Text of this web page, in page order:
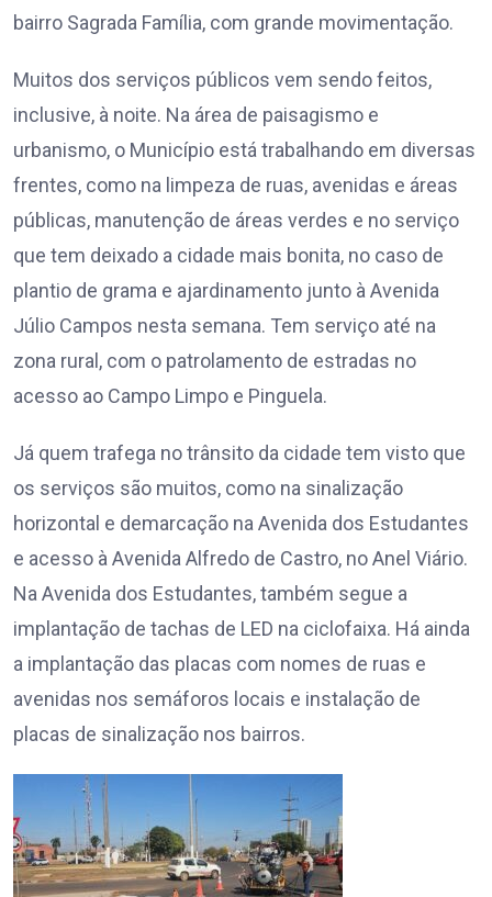
bairro Sagrada Família, com grande movimentação.
Muitos dos serviços públicos vem sendo feitos,
inclusive, à noite. Na área de paisagismo e
urbanismo, o Município está trabalhando em diversas
frentes, como na limpeza de ruas, avenidas e áreas
públicas, manutenção de áreas verdes e no serviço
que tem deixado a cidade mais bonita, no caso de
plantio de grama e ajardinamento junto à Avenida
Júlio Campos nesta semana. Tem serviço até na
zona rural, com o patrolamento de estradas no
acesso ao Campo Limpo e Pinguela.
Já quem trafega no trânsito da cidade tem visto que
os serviços são muitos, como na sinalização
horizontal e demarcação na Avenida dos Estudantes
e acesso à Avenida Alfredo de Castro, no Anel Viário.
Na Avenida dos Estudantes, também segue a
implantação de tachas de LED na ciclofaixa. Há ainda
a implantação das placas com nomes de ruas e
avenidas nos semáforos locais e instalação de
placas de sinalização nos bairros.